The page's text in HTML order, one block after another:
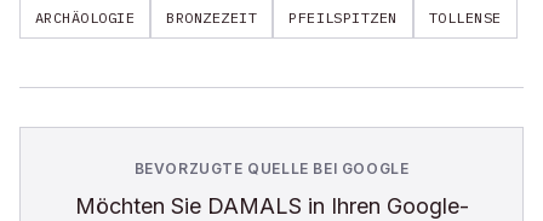
ARCHÄOLOGIE BRONZEZEIT PFEILSPITZEN TOLLENSE
BEVORZUGTE QUELLE BEI GOOGLE
Möchten Sie DAMALS in Ihren Google-